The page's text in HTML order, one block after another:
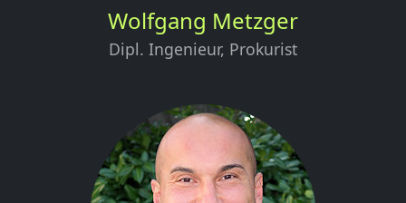
Wolfgang Metzger
Dipl. Ingenieur, Prokurist